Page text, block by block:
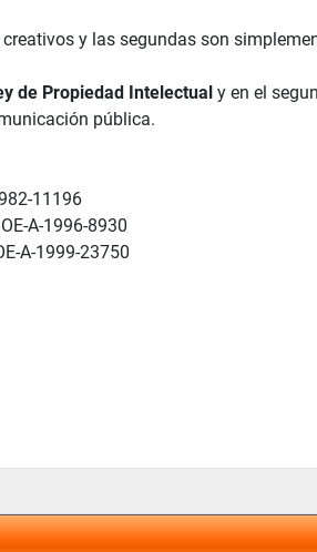
y las segundas son
de Propiedad Intelectual y en el
pública.
11196
A-1996-8930
A-1999-23750